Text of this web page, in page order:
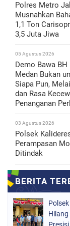
Polres Metro
Musnahkan
1,1 Ton
3,5 Juta Jiwa
05 Agustus 2026
Demo Bawa
Medan Bukan
Siapa Pun,
dan Rasa
Penanganan
03 Agustus 2026
Polsek
Perampasan
Ditindak
Hilang